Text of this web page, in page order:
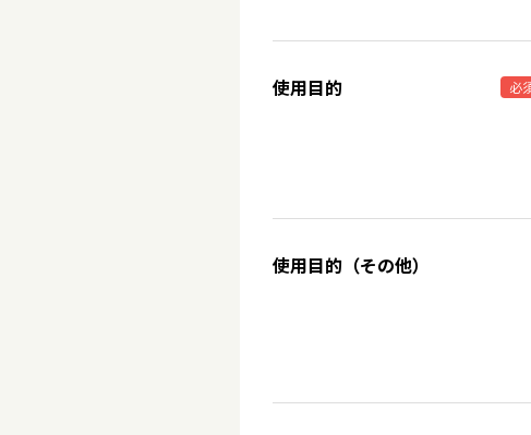
使用目的 必
使用目的（その他）